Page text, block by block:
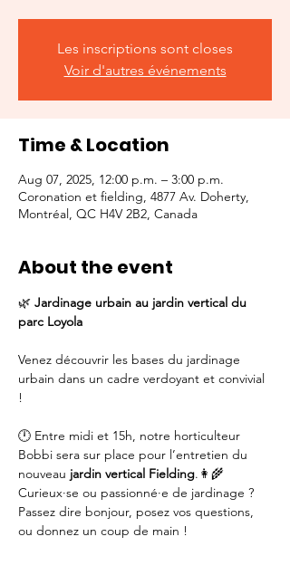
Les inscriptions sont closes
Voir d'autres événements
Time & Location
Aug 07, 2025, 12:00 p.m. – 3:00 p.m.
Coronation et fielding, 4877 Av. Doherty,
Montréal, QC H4V 2B2, Canada
About the event
🌿 Jardinage urbain au jardin vertical du
parc Loyola
Venez découvrir les bases du jardinage
urbain dans un cadre verdoyant et convivial
!
🕛 Entre midi et 15h, notre horticulteur
Bobbi sera sur place pour l’entretien du
nouveau jardin vertical Fielding.👩‍🌾
Curieux·se ou passionné·e de jardinage ?
Passez dire bonjour, posez vos questions,
ou donnez un coup de main !